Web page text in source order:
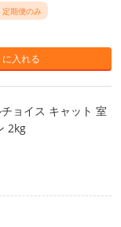
定期便のみ
入れる
ョイス キャット 室
2kg